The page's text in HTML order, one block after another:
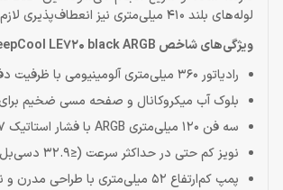
لوله‌های بلند 410 میلی‌متری نیز انعطاف‌پذیری لازم را برای نصب در انواع کیس‌ها فراهم می‌کنند.
ویژگی‌های شاخص DeepCool LE720 black ARGB
رادیاتور 360 میلی‌متری آلومینیومی با ظرفیت دفع حرارت 250 وات TDP
بلوک آب میکروکانال و صفحه مسی ضخیم برای
سه فن 120 میلی‌متری ARGB با فشار استاتیک 3.27 mmAq و جریان هوای 85.85 CFM
نویز کم حتی در حداکثر سرعت (≤32.9 دسی‌بل)
پمپ کم‌ارتفاع 52 میلی‌متری با طراحی مدرن و نورپردازی هماهنگ ARGB